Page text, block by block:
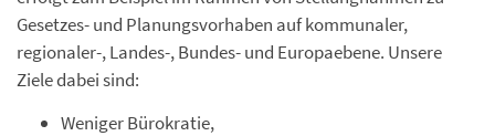
Gesetzes- und Planungsvorhaben auf kommunaler,
regionaler-, Landes-, Bundes- und Europaebene. Unsere
Ziele dabei sind:
Weniger Bürokratie,